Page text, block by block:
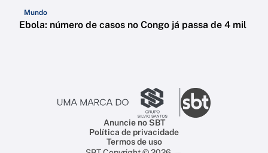
Mundo
Ebola: número de casos no Congo já passa de 4 mil
Anuncie no SBT
Política de privacidade
Termos de uso